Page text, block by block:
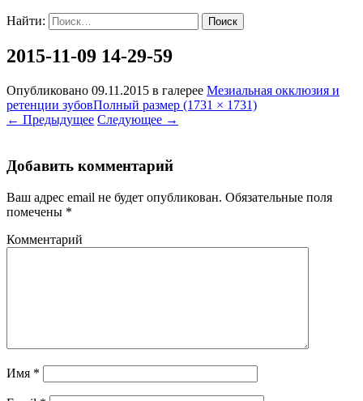
Найти:
2015-11-09 14-29-59
Опубликовано 09.11.2015 в галерее Мезиальная окклюзия и
ретенции зубовПолный размер (1731 × 1731)
← Предыдущее Следующее →
Добавить комментарий
Ваш адрес email не будет опубликован. Обязательные поля
помечены *
Комментарий
Имя *